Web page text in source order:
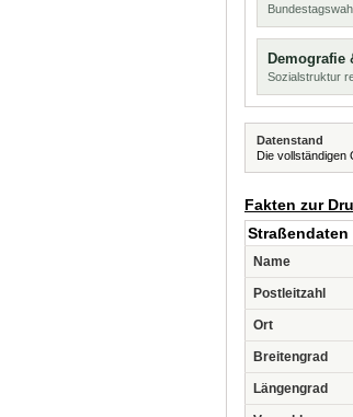
Demografie
Sozialstruktur
Datenstand
Die vollständigen
Fakten zur
Straßendaten
Name
Postleitzahl
Ort
Breitengrad
Längengrad